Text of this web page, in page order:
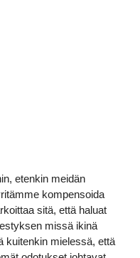
etenkin meidän
kompensoida
sitä, että haluat
missä ikinä
kuitenkin mielessä, että